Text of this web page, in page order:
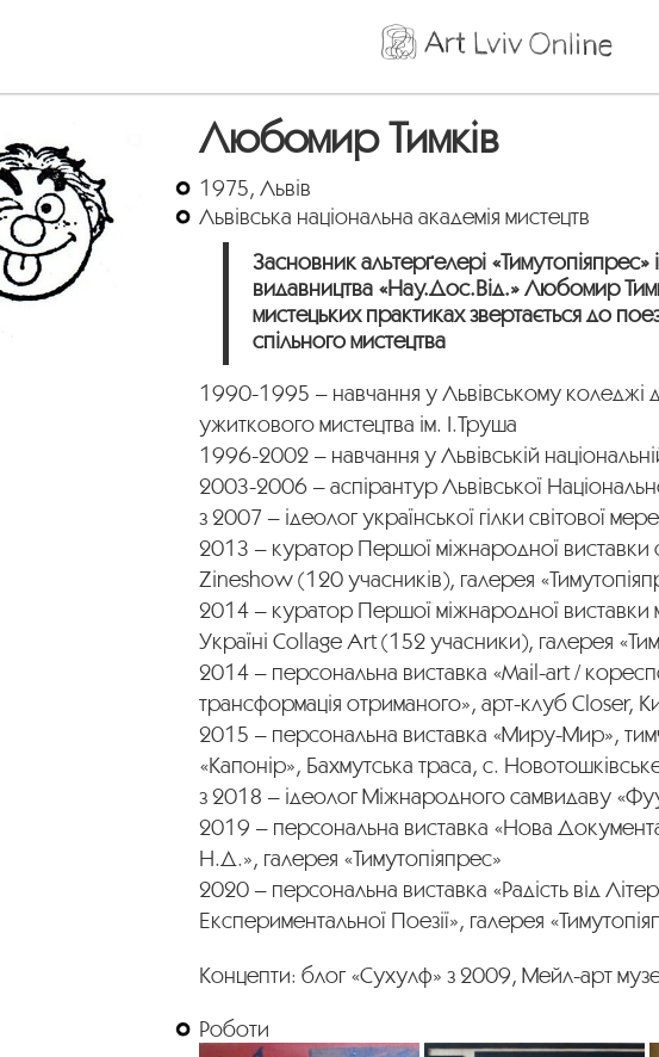
Любомир Тимків
1975, Львів
Львівська національна академія мистецтв
Засновник альтерґелері «Тимутопіяпрес»
видавництва «Нау.Дос.Від.» Любомир
мистецьких практиках звертається до
спільного мистецтва
1990-1995 – навчання у Львівському коледжі
ужиткового мистецтва ім. І.Труша
1996-2002 – навчання у Львівській
2003-2006 – аспірантур Львівської
з 2007 – ідеолог української гілки світової
2013 – куратор Першої міжнародної виставки
Zineshow (120 учасників), галерея
2014 – куратор Першої міжнародної виставки
Україні Collage Art (152 учасники), галерея
2014 – персональна виставка «Mail-art /
трансформація отриманого», арт-клуб Closer,
2015 – персональна виставка «Миру-Мир»,
«Капонір», Бахмутська траса, с.
з 2018 – ідеолог Міжнародного самвидаву
2019 – персональна виставка «Нова
Н.Д.», галерея «Тимутопіяпрес»
2020 – персональна виставка «Радість від
Експериментальної Поезії», галерея
Концепти: блог «Сухулф» з 2009, Мейл-арт
Роботи